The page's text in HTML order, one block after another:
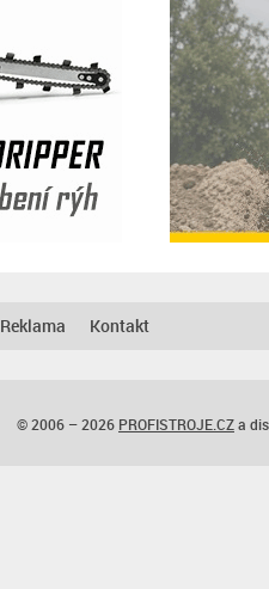
Reklama Kontakt
© 2006 – 2026 PROFISTROJE.CZa